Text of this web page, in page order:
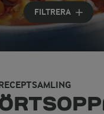
FILTRERA